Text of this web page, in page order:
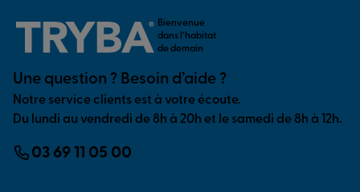
Bienvenue
dans l’habitat
de demain
Une question ? Besoin d’aide ?
Notre service clients est à votre écoute.
Du lundi au vendredi de 8h à 20h et le samedi de 8h à 12h.
03 69 11 05 00